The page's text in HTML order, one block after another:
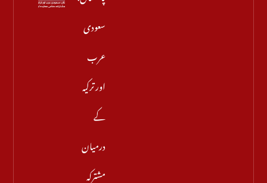
سعودی
عرب
اور ترکیہ
کے
درمیان
مشترکہ